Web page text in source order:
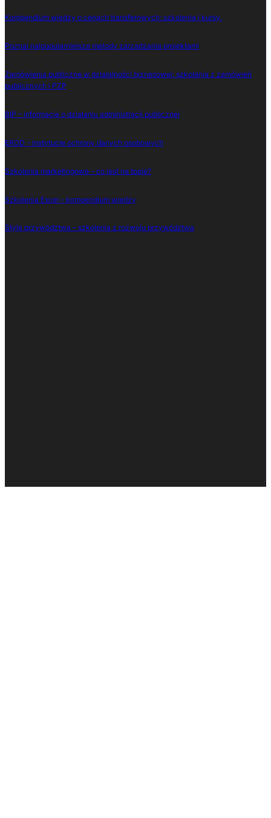
Kompendium wiedzy o cenach transferowych: szkolenia i kursy.
Poznaj najpopularniejsze metody zarządzania projektami
Zamówienia publiczne w działalności biznesowej: szkolenia z zamówień
publicznych i PZP
BIP – informacje o działaniu administracji publicznej
EROD – instytucje ochrony danych osobowych
Szkolenia marketingowe – co jest na topie?
Szkolenia Excel – kompendium wiedzy
Style przywództwa – szkolenia z rozwoju przywództwa